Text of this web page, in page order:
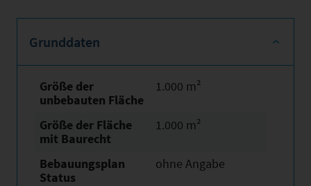
Grunddaten
Größe der
unbebauten Fläche
1.000 m²
Größe der Fläche
mit Baurecht
1.000 m²
Bebauungsplan
Status
ohne Angabe